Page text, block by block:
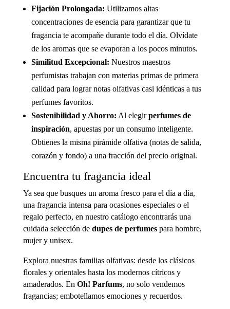
Fijación Prolongada: Utilizamos altas
concentraciones de esencia para garantizar que tu
fragancia te acompañe durante todo el día. Olvídate
de los aromas que se evaporan a los pocos minutos.
Similitud Excepcional: Nuestros maestros
perfumistas trabajan con materias primas de primera
calidad para lograr notas olfativas casi idénticas a tus
perfumes favoritos.
Sostenibilidad y Ahorro: Al elegirperfumes de
inspiración, apuestas por un consumo inteligente.
Obtienes la misma pirámide olfativa (notas de salida,
corazón y fondo) a una fracción del precio original.
Encuentra tu fragancia ideal
Ya sea que busques un aroma fresco para el día a día,
una fragancia intensa para ocasiones especiales o el
regalo perfecto, en nuestro catálogo encontrarás una
cuidada selección de dupes de perfumespara hombre,
mujer y unisex.
Explora nuestras familias olfativas: desde los clásicos
florales y orientales hasta los modernos cítricos y
amaderados. En Oh! Parfums, no solo vendemos
fragancias; embotellamos emociones y recuerdos.